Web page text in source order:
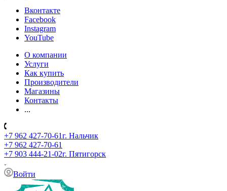
Вконтакте
Facebook
Instagram
YouTube
О компании
Услуги
Как купить
Производители
Магазины
Контакты
...
+7 962 427-70-61г. Нальчик
+7 962 427-70-61
+7 903 444-21-02г. Пятигорск
Войти